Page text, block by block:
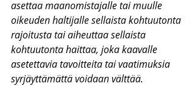
asettaa maanomistajalle tai muulle
oikeuden haltijalle sellaista kohtuutonta
rajoitusta tai aiheuttaa sellaista
kohtuutonta haittaa, joka kaavalle
asetettavia tavoitteita tai vaatimuksia
syrjäyttämättä voidaan välttää.